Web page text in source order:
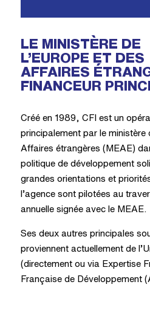
LE MINISTÈRE DE
L’EUROPE ET DES
AFFAIRES
FINANCEUR
Créé en 1989, CFI est un
principalement par le ministère
Affaires étrangères (MEAE)
politique de développement
grandes orientations et
l’agence sont pilotées au
annuelle signée avec le MEAE.
Ses deux autres principales
proviennent actuellement de
(directement ou via Expertise
Française de Développement